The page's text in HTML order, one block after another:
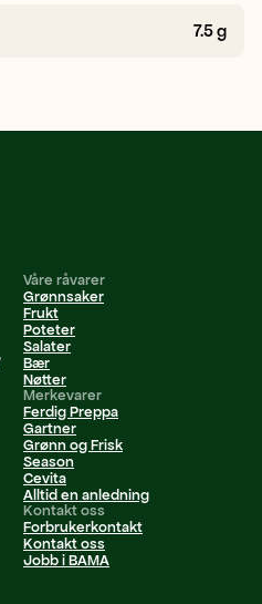
7.5g
Våre råvarer
Grønnsaker
Frukt
Poteter
Salater
Bær
Nøtter
Merkevarer
Ferdig Preppa
Gartner
Grønn og Frisk
Season
Cevita
Alltid en anledning
Kontakt oss
Forbrukerkontakt
Kontakt oss
Jobb i BAMA